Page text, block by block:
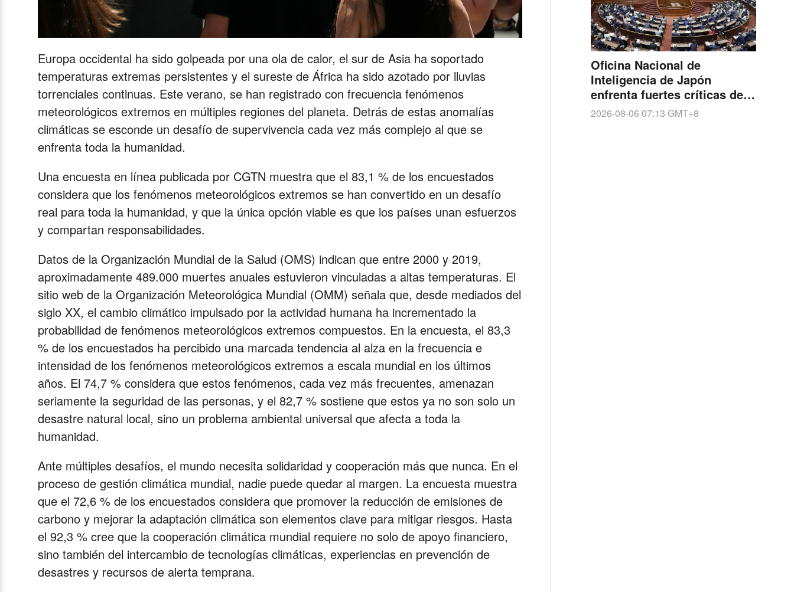
Europa occidental ha sido golpeada por una ola de calor, el sur de Asia ha soportado
temperaturas extremas persistentes y el sureste de África ha sido azotado por lluvias
torrenciales continuas. Este verano, se han registrado con frecuencia fenómenos
meteorológicos extremos en múltiples regiones del planeta. Detrás de estas anomalías
climáticas se esconde un desafío de supervivencia cada vez más complejo al que se
enfrenta toda la humanidad.
Una encuesta en línea publicada por CGTN muestra que el 83,1 % de los encuestados
considera que los fenómenos meteorológicos extremos se han convertido en un desafío
real para toda la humanidad, y que la única opción viable es que los países unan esfuerzos
y compartan responsabilidades.
Datos de la Organización Mundial de la Salud (OMS) indican que entre 2000 y 2019,
aproximadamente 489.000 muertes anuales estuvieron vinculadas a altas temperaturas. El
sitio web de la Organización Meteorológica Mundial (OMM) señala que, desde mediados del
siglo XX, el cambio climático impulsado por la actividad humana ha incrementado la
probabilidad de fenómenos meteorológicos extremos compuestos. En la encuesta, el 83,3
% de los encuestados ha percibido una marcada tendencia al alza en la frecuencia e
intensidad de los fenómenos meteorológicos extremos a escala mundial en los últimos
años. El 74,7 % considera que estos fenómenos, cada vez más frecuentes, amenazan
seriamente la seguridad de las personas, y el 82,7 % sostiene que estos ya no son solo un
desastre natural local, sino un problema ambiental universal que afecta a toda la
humanidad.
Ante múltiples desafíos, el mundo necesita solidaridad y cooperación más que nunca. En el
proceso de gestión climática mundial, nadie puede quedar al margen. La encuesta muestra
que el 72,6 % de los encuestados considera que promover la reducción de emisiones de
carbono y mejorar la adaptación climática son elementos clave para mitigar riesgos. Hasta
el 92,3 % cree que la cooperación climática mundial requiere no solo de apoyo financiero,
sino también del intercambio de tecnologías climáticas, experiencias en prevención de
desastres y recursos de alerta temprana.
Oficina Nacional de
Inteligencia de Japón
enfrenta fuertes críticas de
ciudadanos japoneses y la
2026-08-06 07:13 GMT+8